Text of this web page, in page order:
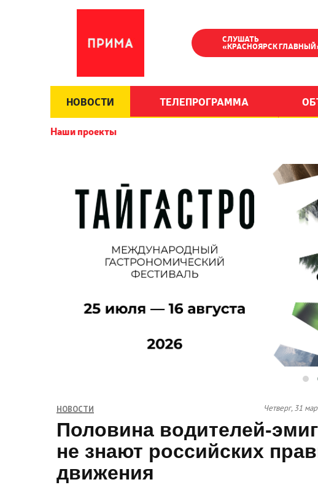
СЛУШАТЬ
«КРАСНОЯРСК
НОВОСТИ ТЕЛЕПРОГРАММА
Наши проекты
НОВОСТИ Четверг, 31
Половина водителей-
не знают российских
движения